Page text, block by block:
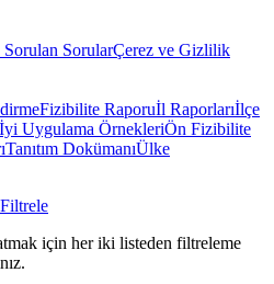
Sorulan SorularÇerez ve Gizlilik
Fizibilite Raporuİl Raporlarıİlçe
İyi Uygulama ÖrnekleriÖn Fizibilite
Tanıtım DokümanıÜlke
için her iki listeden filtreleme